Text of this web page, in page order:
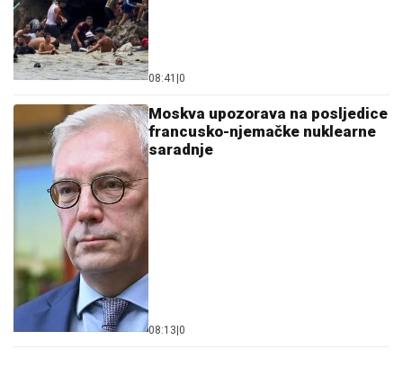
08:41 0
Moskva upozorava na posljedice
francusko-njemačke nuklearne
saradnje
08:13 0